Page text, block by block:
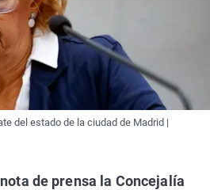
del estado de la ciudad de Madrid |
de prensa la Concejalía